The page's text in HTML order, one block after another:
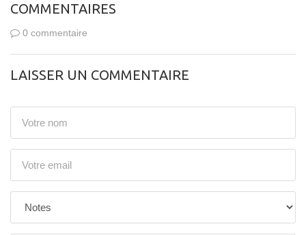
COMMENTAIRES
0 commentaire
LAISSER UN COMMENTAIRE